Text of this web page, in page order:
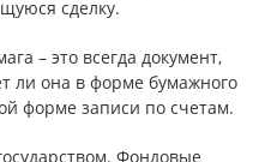
сделку.
– это всегда документ,
ли она в форме бумажного
форме записи по счетам.
Фондовые